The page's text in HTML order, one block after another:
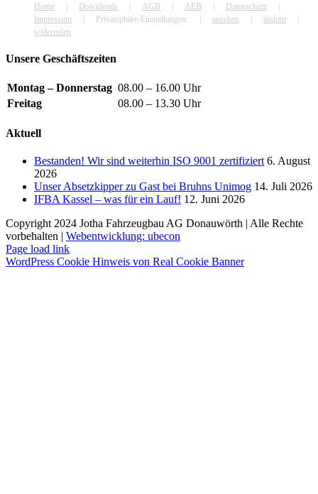
Home Downloads AGB AEB
Datenschutz
Impressum
Privatsphäre-Einstellungen: ansehen
ändern
widerrufen
Unsere Geschäftszeiten
Montag – Donnerstag 08.00 – 16.00 Uhr
Freitag
08.00 – 13.30 Uhr
Aktuell
Bestanden! Wir sind weiterhin ISO 9001 zertifiziert 6. August
2026
Unser Absetzkipper zu Gast bei Bruhns Unimog 14. Juli 2026
IFBA Kassel – was für ein Lauf! 12. Juni 2026
Copyright 2024 Jotha Fahrzeugbau AG Donauwörth | Alle Rechte
vorbehalten | Webentwicklung: ubecon
Page load link
WordPress Cookie Hinweis von Real Cookie Banner